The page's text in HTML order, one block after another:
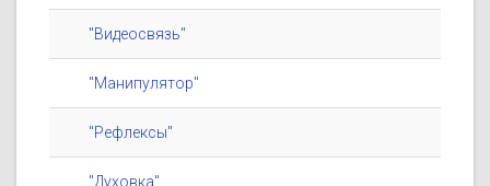
"Видеосвязь"
"Манипулятор"
"Рефлексы"
"Духовка"